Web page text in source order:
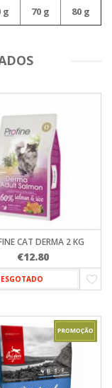
g 70 g 80 g
CAT DERMA 2 KG
€12.80
ESGOTADO